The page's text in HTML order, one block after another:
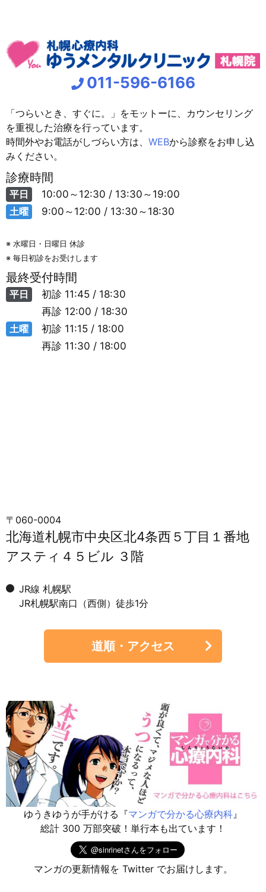
011-596-6166
「つらいとき、すぐに。」をモットーに、カウンセリング
を重視した治療を行っています。
時間外やお電話がしづらい方は、 WEBから診察をお申し込
みください。
診療時間
平日
10:00～12:30 / 13:30～19:00
土曜
9:00～12:00 / 13:30～18:30
※ 水曜日・日曜日 休診
※ 毎日初診をお受けします
最終受付時間
平日 初診 11:45 / 18:30
再診 12:00 / 18:30
土曜
初診 11:15 / 18:00
再診 11:30 / 18:00
〒060-0004
北海道札幌市中央区北4条西５丁目１番地
アスティ４５ビル ３階
JR線 札幌駅
JR札幌駅南口（西側）徒歩1分
道順・アクセス
ゆうきゆうが手がける『マンガで分かる心療内科』
総計 300 万部突破！単行本も出ています！
マンガの更新情報を Twitter でお届けします。